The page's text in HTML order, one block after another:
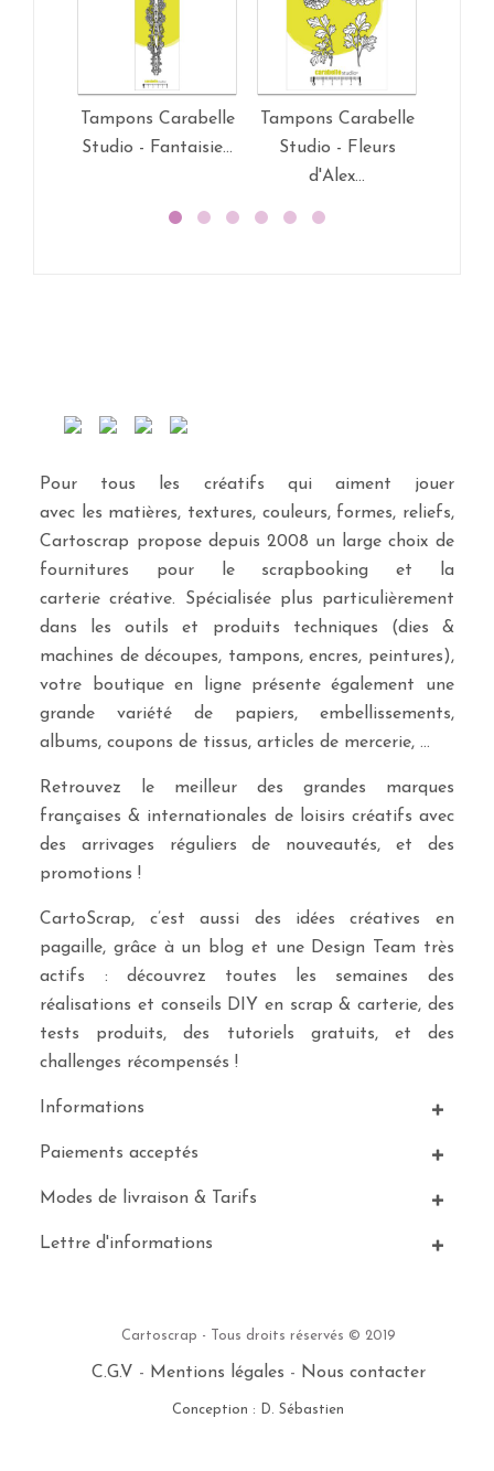
Tampons Carabelle
Studio - Fantaisie...
Tampons Carabelle
Studio - Fleurs
d'Alex...
Pour tous les créatifs qui aiment jouer
avec les matières, textures, couleurs, formes, reliefs,
Cartoscrap propose depuis 2008 un large choix de
fournitures pour le scrapbooking et la
carterie créative. Spécialisée plus particulièrement
dans les outils et produits techniques (dies &
machines de découpes, tampons, encres, peintures),
votre boutique en ligne présente également une
grande variété de papiers, embellissements,
albums, coupons de tissus, articles de mercerie, …
Retrouvez le meilleur des grandes marques
françaises & internationales de loisirs créatifs avec
des arrivages réguliers de nouveautés, et des
promotions !
CartoScrap, c’est aussi des idées créatives en
pagaille, grâce à un blog et une Design Team très
actifs : découvrez toutes les semaines des
réalisations et conseils DIY en scrap & carterie, des
tests produits, des tutoriels gratuits, et des
challenges récompensés !
Informations
Paiements acceptés
Modes de livraison & Tarifs
Lettre d'informations
Cartoscrap - Tous droits réservés © 2019
C.G.V - Mentions légales - Nous contacter
Conception : D. Sébastien